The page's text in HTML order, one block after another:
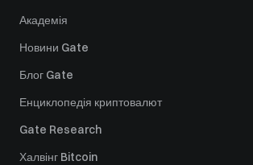
Академія
Новини Gate
Блог Gate
Енциклопедія криптовалют
Gate Research
Халвінг Bitcoin